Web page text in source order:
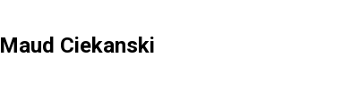
Maud Ciekanski